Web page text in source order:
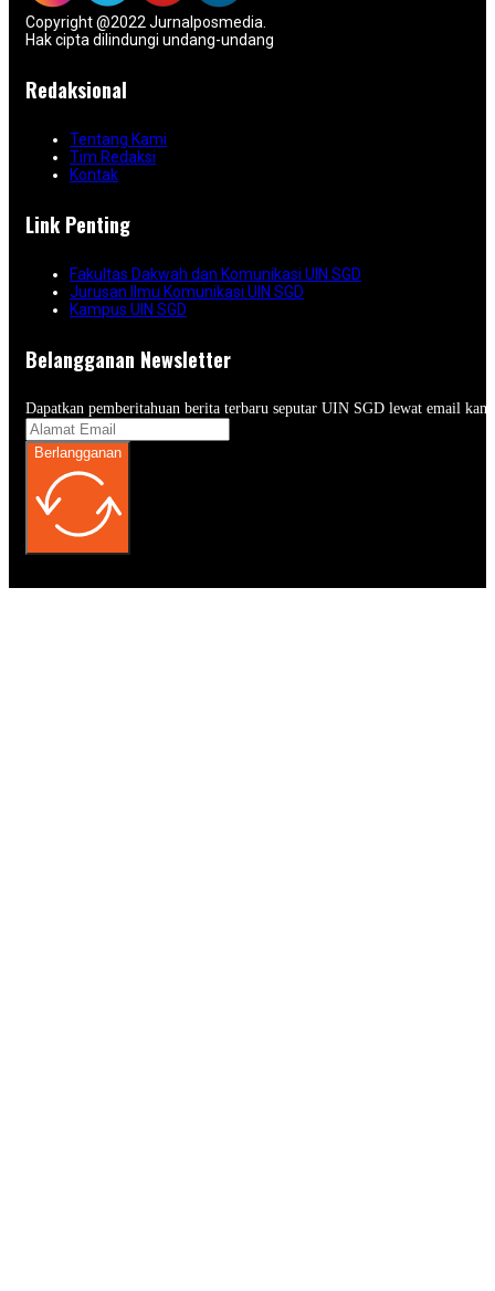
Copyright @2022 Jurnalposmedia.
Hak cipta dilindungi undang-undang
Redaksional
Tentang Kami
Tim Redaksi
Kontak
Link Penting
Fakultas Dakwah dan Komunikasi UIN SGD
Jurusan Ilmu Komunikasi UIN SGD
Kampus UIN SGD
Belangganan Newsletter
Dapatkan pemberitahuan berita terbaru seputar UIN SGD lewat email
Berlangganan